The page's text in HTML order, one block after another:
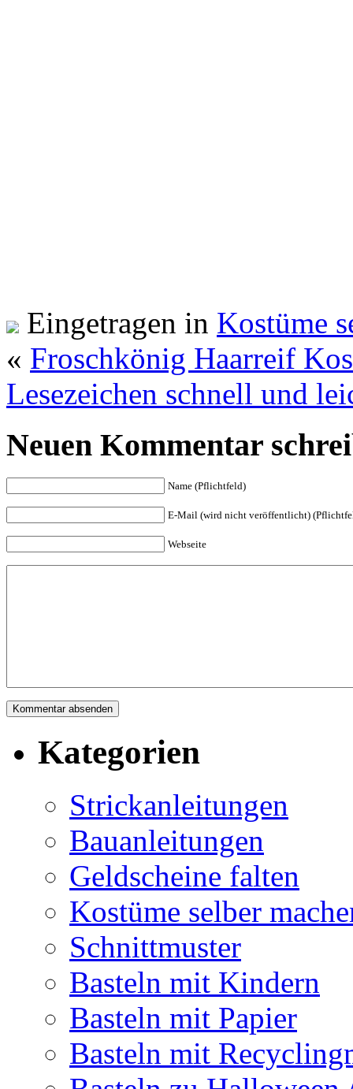
Eingetragen in Kostüme
« Froschkönig Haarreif
Lesezeichen schnell und
Neuen Kommentar
Name (Pflichtfeld)
E-Mail (wird nicht veröffentlicht)
Webseite
Kategorien
Strickanleitungen
Bauanleitungen
Geldscheine falten
Kostüme selber
Schnittmuster
Basteln mit Kindern
Basteln mit Papier
Basteln mit